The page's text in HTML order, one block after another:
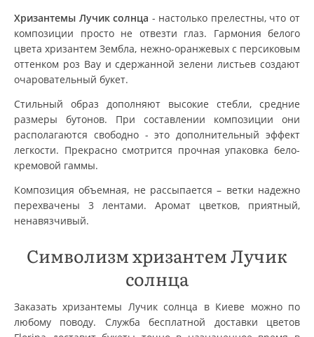
Хризантемы Лучик солнца - настолько прелестны, что от
композиции просто не отвезти глаз. Гармония белого
цвета хризантем Зембла, нежно-оранжевых с персиковым
оттенком роз Bay и сдержанной зелени листьев создают
очаровательный букет.
Стильный образ дополняют высокие стебли, средние
размеры бутонов. При составлении композиции они
располагаются свободно - это дополнительный эффект
легкости. Прекрасно смотрится прочная упаковка бело-
кремовой гаммы.
Композиция объемная, не рассыпается – ветки надежно
перехвачены 3 лентами. Аромат цветков, приятный,
ненавязчивый.
Символизм хризантем Лучик
солнца
Заказать хризантемы Лучик солнца в Киеве можно по
любому поводу. Служба бесплатной доставки цветов